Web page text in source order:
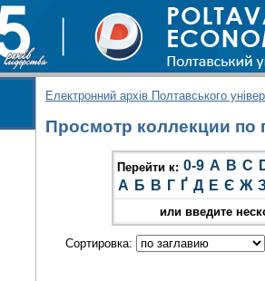
Електронний архів Полтавського
Просмотр коллекции по
Перейти к: 0-9 A B C
А Б В Г Ґ Д Е Є Ж
или введите
Сортировка: